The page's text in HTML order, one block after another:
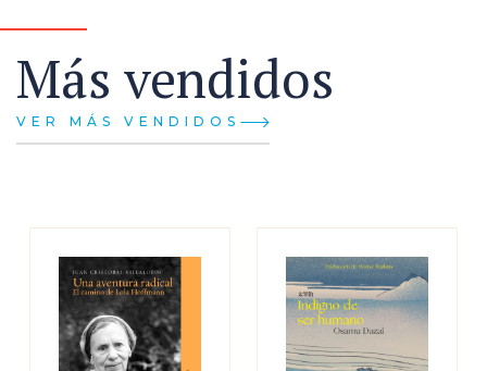
Más vendidos
VER MÁS VENDIDOS